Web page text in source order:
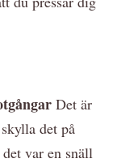
Det är
det på
var en snäll